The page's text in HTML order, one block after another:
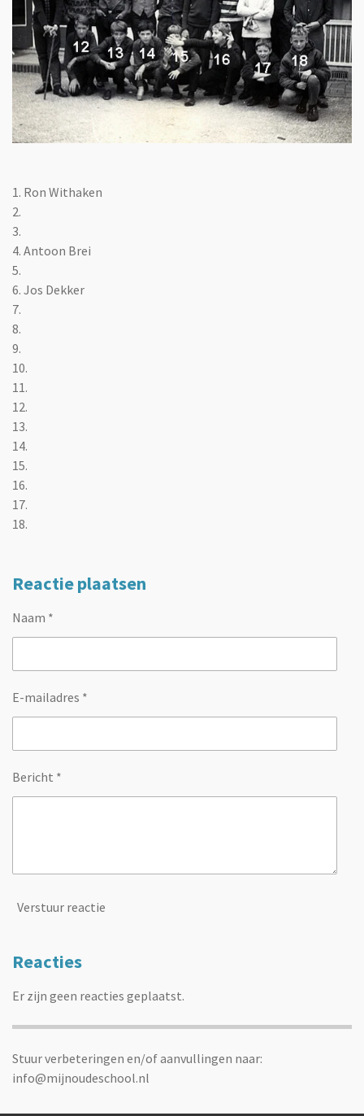
1. Ron Withaken
2.
3.
4. Antoon Brei
5.
6. Jos Dekker
7.
8.
9.
10.
11.
12.
13.
14.
15.
16.
17.
18.
Reactie plaatsen
Naam *
E-mailadres *
Bericht *
Verstuur reactie
Reacties
Er zijn geen reacties geplaatst.
Stuur verbeteringen en/of aanvullingen naar:
info@mijnoudeschool.nl